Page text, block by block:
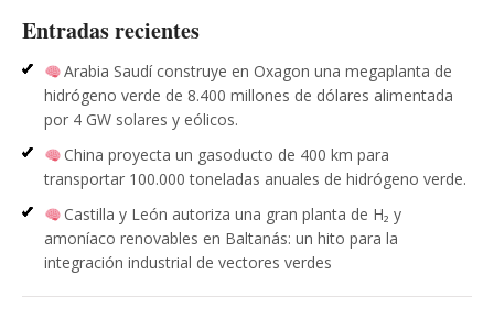
Entradas recientes
Arabia Saudí construye en Oxagon una megaplanta de
hidrógeno verde de 8.400 millones de dólares alimentada
por 4 GW solares y eólicos.
China proyecta un gasoducto de 400 km para
transportar 100.000 toneladas anuales de hidrógeno verde.
Castilla y León autoriza una gran planta de H₂ y
amoníaco renovables en Baltanás: un hito para la
integración industrial de vectores verdes